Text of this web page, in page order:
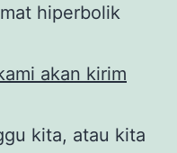
hiperbolik
akan kirim
kita, atau kita